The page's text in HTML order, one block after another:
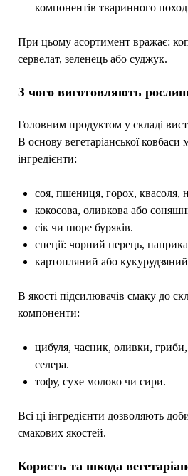
компонентів тваринного
При цьому асортимент вражає:
сервелат, зеленець або суджук.
З чого виготовляють
Головним продуктом у складі
В основу вегетаріанської ковбаси
інгредієнти:
соя, пшениця, горох, квасоля,
кокосова, оливкова або
сік чи пюре буряків.
спеції: чорний перець,
картопляний або
В якості підсилювачів смаку до
компоненти:
цибуля, часник, оливки, гриби,
селера.
тофу, сухе молоко чи сири.
Всі ці інгредієнти дозволяють
смакових якостей.
Користь та шкода